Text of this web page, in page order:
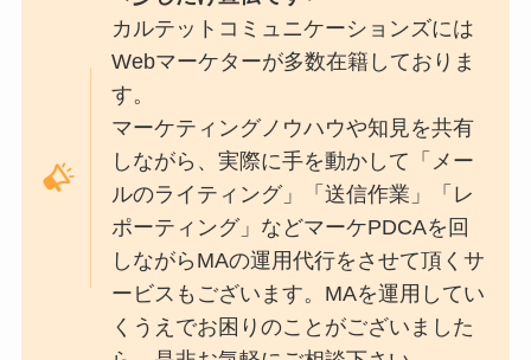
カルテットコミュニケーションズには
Webマーケターが多数在籍しておりま
す。
マーケティングノウハウや知見を共有
しながら、実際に手を動かして「メー
ルのライティング」「送信作業」「レ
ポーティング」などマーケPDCAを回
しながらMAの運用代行をさせて頂くサ
ービスもございます。MAを運用してい
くうえでお困りのことがございました